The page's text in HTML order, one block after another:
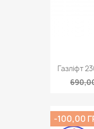
Газліфт
-100,00